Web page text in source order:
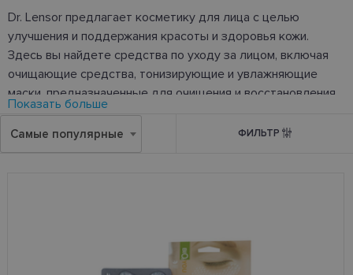
Dr. Lensor предлагает косметику для лица с целью
улучшения и поддержания красоты и здоровья кожи.
Здесь вы найдете средства по уходу за лицом, включая
очищающие средства, тонизирующие и увлажняющие
маски, предназначенные для очищения и восстановления
кожи. Кремы, лосьоны и сыворотки специально
разработаны для обеспечения интенсивного увлажнения,
питания и защиты от старения кожи.
последние тенденции, средства для ухода за лицом
отражают различные ценности, включая экологию,
Показать больше
Самые популярные ФИЛЬТР